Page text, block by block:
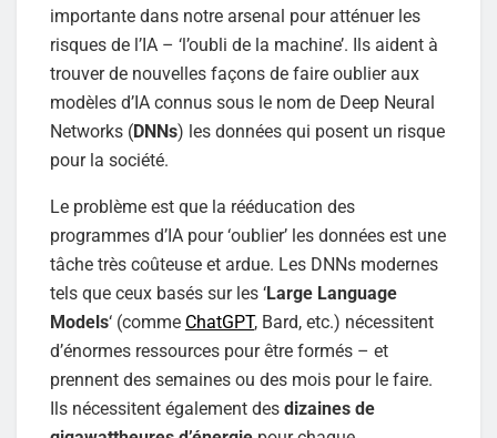
importante dans notre arsenal pour atténuer les
risques de l’IA – ‘l’oubli de la machine’. Ils aident à
trouver de nouvelles façons de faire oublier aux
modèles d’IA connus sous le nom de Deep Neural
Networks (DNNs) les données qui posent un risque
pour la société.
Le problème est que la rééducation des
programmes d’IA pour ‘oublier’ les données est une
tâche très coûteuse et ardue. Les DNNs modernes
tels que ceux basés sur les ‘Large Language
Models‘ (comme ChatGPT, Bard, etc.) nécessitent
d’énormes ressources pour être formés – et
prennent des semaines ou des mois pour le faire.
Ils nécessitent également des dizaines de